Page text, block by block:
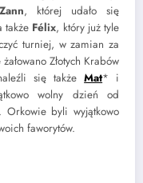
, której udało się
także Félix, który już tyle
turniej, w zamian za
Złotych Krabów
się takżeMat* i
wolny dzień od
Orkowie byli wyjątkowo
faworytów.